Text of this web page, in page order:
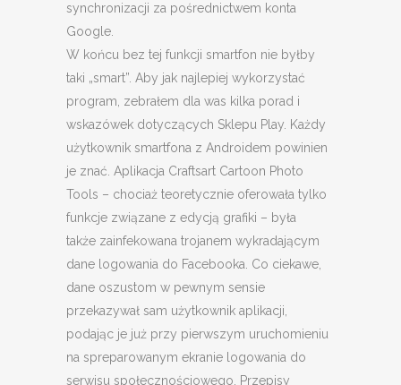
synchronizacji za pośrednictwem konta
Google.
W końcu bez tej funkcji smartfon nie byłby
taki „smart”. Aby jak najlepiej wykorzystać
program, zebrałem dla was kilka porad i
wskazówek dotyczących Sklepu Play. Każdy
użytkownik smartfona z Androidem powinien
je znać. Aplikacja Craftsart Cartoon Photo
Tools – chociaż teoretycznie oferowała tylko
funkcje związane z edycją grafiki – była
także zainfekowana trojanem wykradającym
dane logowania do Facebooka. Co ciekawe,
dane oszustom w pewnym sensie
przekazywał sam użytkownik aplikacji,
podając je już przy pierwszym uruchomieniu
na spreparowanym ekranie logowania do
serwisu społecznościowego. Przepisy